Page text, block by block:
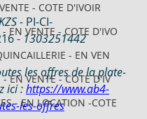
- COTE D'IVOIR
EN VENTE - COTE D'IVO
- EN VEN
- EN VENTE - COTE D'IV
- EN LOCATION -COTE
- PI-CI-
- 1303251442
les offres de la plate-
ici : https://www.ab4-
les-offres